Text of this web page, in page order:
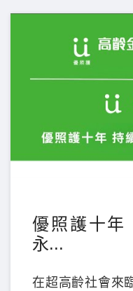
優照護十年
永...
在超高齡社會來